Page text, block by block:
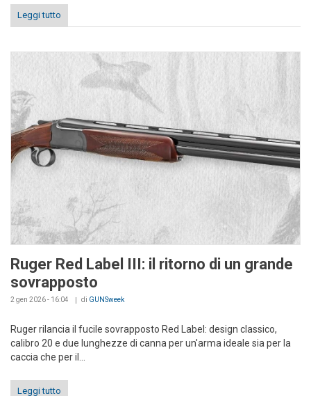
Leggi tutto
Ruger Red Label III: il ritorno di un grande
sovrapposto
2 gen 2026 - 16:04 di GUNSweek
Ruger rilancia il fucile sovrapposto Red Label: design classico,
calibro 20 e due lunghezze di canna per un'arma ideale sia per la
caccia che per il...
Leggi tutto